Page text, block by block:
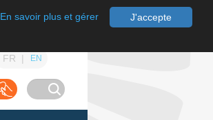
J'accepte
En savoir plus et gérer
FR EN